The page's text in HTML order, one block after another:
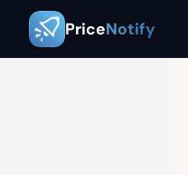
PriceNotify